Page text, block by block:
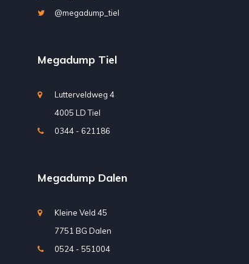
@megadump_tiel
Megadump Tiel
Lutterveldweg 4
4005 LD Tiel
0344 - 621186
Megadump Dalen
Kleine Veld 45
7751 BG Dalen
0524 - 551004